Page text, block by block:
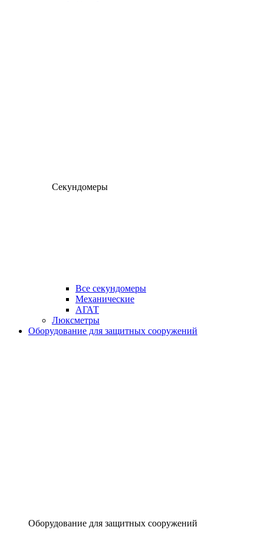
Секундомеры
Все секундомеры
Механические
АГАТ
Люксметры
Оборудование для защитных сооружений
Оборудование для защитных сооружений